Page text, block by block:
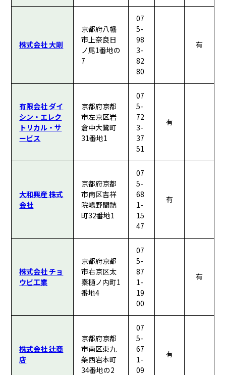
株式会社 大剛
京都府八幡
市上奈良日
ノ尾1番地の
7
07
5-
98
3-
82
80
有
有限会社 ダイ
シン・エレク
トリカル・サ
ービス
京都府京都
市左京区岩
倉中大鷺町
31番地1
07
5-
72
3-
37
51
有
大和興産 株式
会社
京都府京都
市南区吉祥
院嶋野間詰
町32番地1
07
5-
68
1-
15
47
有
株式会社 チョ
ウビ工業
京都府京都
市右京区太
秦樋ノ内町1
番地4
07
5-
87
1-
19
00
有
株式会社 辻商
店
京都府京都
市南区東九
条西岩本町
34番地の2
07
5-
67
1-
09
有